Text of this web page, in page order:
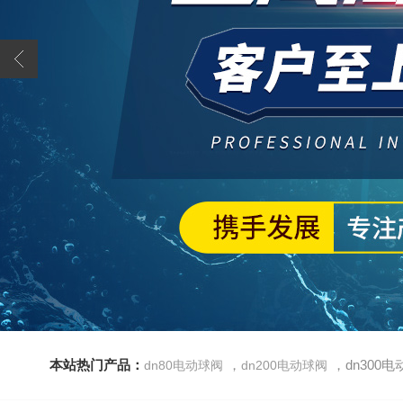
本站热门产品： dn80电动球阀 ， dn200电动球阀 ，dn300电